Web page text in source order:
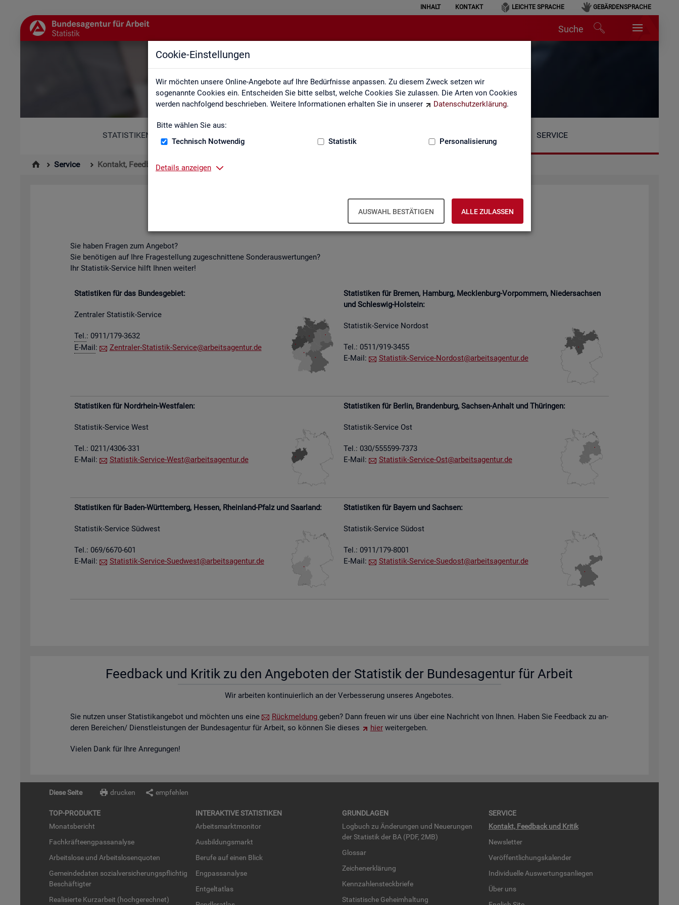
Cookie-Einstellungen
Wir möchten unsere Online-Angebote auf Ihre Bedürfnisse anpassen. Zu diesem Zweck setzen wir
sogenannte Cookies ein. Entscheiden Sie bitte selbst, welche Cookies Sie zulassen. Die Arten von Cookies
werden nachfolgend beschrieben. Weitere Informationen erhalten Sie in unserer
Datenschutzerklärung.
Bitte wählen Sie aus:
Technisch Notwendig
Statistik Personalisierung
Details anzeigen
AUSWAHL BESTÄTIGEN ALLE ZULASSEN
INHALT KONTAKT LEICHTE SPRACHE GEBÄRDENSPRACHE
Suche
Kontakt, Feedback und Kritik
STATISTIKEN SERVICE
Service Kontakt, Feedback und Kritik
Kon­takt
Nut­zen Sie die Mög­lich­keit mit uns in Kon­takt zu tre­ten!
Sie haben Fra­gen zum An­ge­bot?
Sie be­nö­ti­gen auf Ihre Fra­ge­stel­lung zu­ge­schnit­te­ne Son­der­aus­wer­tun­gen?
Ihr Sta­tis­tik-Ser­vice hilft Ihnen wei­ter!
Sta­tis­ti­ken für das Bun­des­ge­biet:
Zen­tra­ler Sta­tis­tik-Ser­vice
Tel.: 0911/179-3632
E-Mail: Zen­tra­ler-Sta­tis­tik-Ser­vice@​arb​eits​agen​tur.​de
Sta­tis­ti­ken für Bre­men, Ham­burg, Meck­len­burg-Vor­pom­mern, Nie­der­sach­sen
und Schles­wig-Hol­stein:
Sta­tis­tik-Ser­vice Nord­ost
Tel.: 0511/919-3455
E-Mail:
Sta­tis­tik-Ser­vice-Nord­ost@​arb​eits​agen​tur.​de
Sta­tis­ti­ken für Nord­rhein-West­fa­len:
Sta­tis­tik-Ser­vice West
Tel.: 0211/4306-331
E-Mail:
Sta­tis­tik-Ser­vice-West@​arb​eits​agen​tur.​de
Sta­tis­ti­ken für Ber­lin, Bran­den­burg, Sach­sen-An­halt und Thü­rin­gen:
Sta­tis­tik-Ser­vice Ost
Tel.: 030/555599-7373
E-Mail:
Sta­tis­tik-Ser­vice-Ost@​arb​eits​agen​tur.​de
Sta­tis­ti­ken für Baden-Würt­tem­berg, Hes­sen, Rhein­land-Pfalz und Saar­land:
Sta­tis­tik-Ser­vice Süd­west
Tel.: 069/6670-601
E-Mail:
Sta­tis­tik-Ser­vice-Su­ed­west@​arb​eits​agen​tur.​de
Sta­tis­ti­ken für Bay­ern und Sach­sen:
Sta­tis­tik-Ser­vice Süd­ost
Tel.: 0911/179-8001
E-Mail:
Sta­tis­tik-Ser­vice-Su­e­dost@​arb​eits​agen​tur.​de
Feed­back und Kri­tik zu den An­ge­bo­ten der Sta­tis­tik der Bun­des­agen­tur für Ar­beit
Wir ar­bei­ten kon­ti­nu­ier­lich an der Ver­bes­se­rung un­se­res An­ge­bo­tes.
Sie nut­zen unser Sta­tis­tik­an­ge­bot und möch­ten uns eine Rück­mel­dung geben? Dann freu­en wir uns über eine Nach­richt von Ihnen. Haben Sie Feed­back zu an­
de­ren Be­rei­chen/ Dienst­leis­tun­gen der Bun­des­agen­tur für Ar­beit, so kön­nen Sie die­ses
hierwei­ter­ge­ben.
Vie­len Dank für Ihre An­re­gun­gen!
Diese Seite drucken empfehlen
TOP-PRO­DUK­TE
Mo­nats­be­richt
Fach­kräf­te­eng­pass­ana­ly­se
Ar­beits­lo­se und Ar­beits­lo­sen­quo­ten
Ge­mein­de­da­ten so­zi­al­ver­si­che­rungs­pflich­tig
Be­schäf­tig­ter
Rea­li­sier­te Kurz­ar­beit (hoch­ge­rech­net)
IN­TER­AK­TI­VE STA­TIS­TI­KEN
Ar­beits­markt­mo­ni­tor
Aus­bil­dungs­markt
Be­ru­fe auf einen Blick
Eng­pass­ana­ly­se
Ent­gel­t­at­las
GRUND­LA­GEN
Log­buch zu Än­de­run­gen und Neue­run­gen
der Sta­tis­tik der BA (PDF, 2MB)
Glos­sar
Zei­chen­er­klä­rung
Kenn­zah­len­steck­brie­fe
Sta­tis­ti­sche Ge­heim­hal­tung
SER­VICE
Kon­takt, Feed­back und Kri­tik
News­let­ter
Ver­öf­fent­li­chungs­ka­len­der
In­di­vi­du­el­le Aus­wer­tungs­an­lie­gen
Über uns